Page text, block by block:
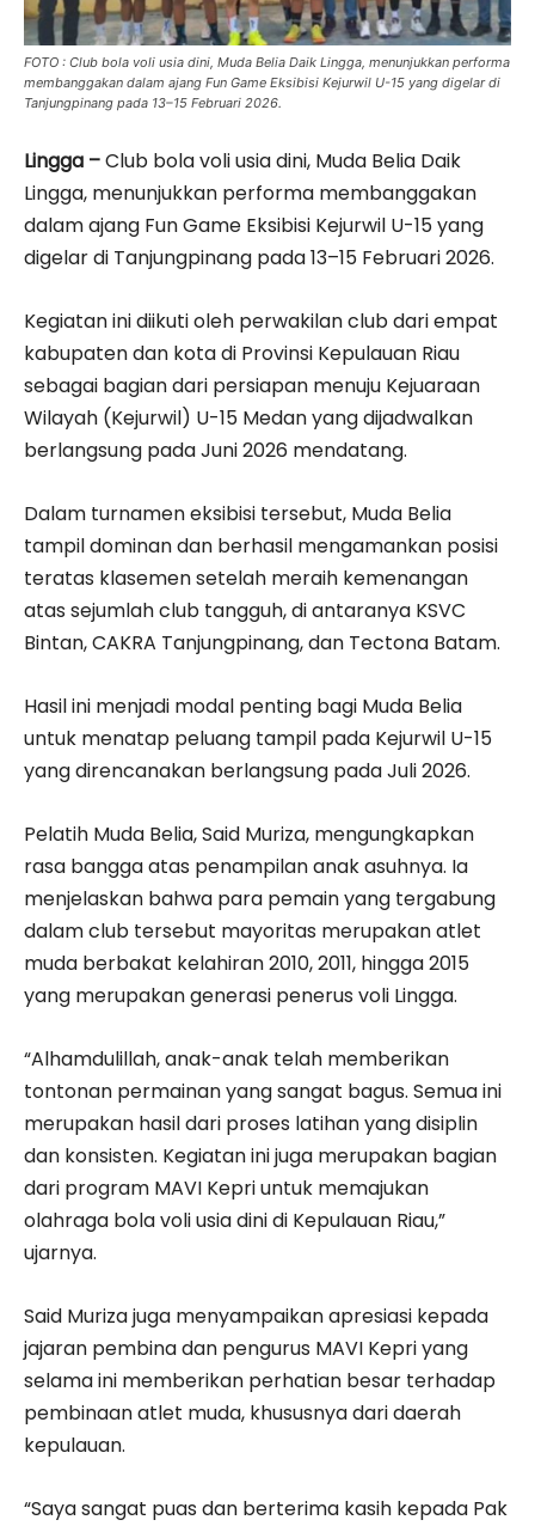
FOTO : Club bola voli usia dini, Muda Belia Daik Lingga, menunjukkan performa
membanggakan dalam ajang Fun Game Eksibisi Kejurwil U-15 yang digelar di
Tanjungpinang pada 13–15 Februari 2026.
Lingga –Club bola voli usia dini, Muda Belia Daik
Lingga, menunjukkan performa membanggakan
dalam ajang Fun Game Eksibisi Kejurwil U-15 yang
digelar di Tanjungpinang pada 13–15 Februari 2026.
Kegiatan ini diikuti oleh perwakilan club dari empat
kabupaten dan kota di Provinsi Kepulauan Riau
sebagai bagian dari persiapan menuju Kejuaraan
Wilayah (Kejurwil) U-15 Medan yang dijadwalkan
berlangsung pada Juni 2026 mendatang.
Dalam turnamen eksibisi tersebut, Muda Belia
tampil dominan dan berhasil mengamankan posisi
teratas klasemen setelah meraih kemenangan
atas sejumlah club tangguh, di antaranya KSVC
Bintan, CAKRA Tanjungpinang, dan Tectona Batam.
Hasil ini menjadi modal penting bagi Muda Belia
untuk menatap peluang tampil pada Kejurwil U-15
yang direncanakan berlangsung pada Juli 2026.
Pelatih Muda Belia, Said Muriza, mengungkapkan
rasa bangga atas penampilan anak asuhnya. Ia
menjelaskan bahwa para pemain yang tergabung
dalam club tersebut mayoritas merupakan atlet
muda berbakat kelahiran 2010, 2011, hingga 2015
yang merupakan generasi penerus voli Lingga.
“Alhamdulillah, anak-anak telah memberikan
tontonan permainan yang sangat bagus. Semua ini
merupakan hasil dari proses latihan yang disiplin
dan konsisten. Kegiatan ini juga merupakan bagian
dari program MAVI Kepri untuk memajukan
olahraga bola voli usia dini di Kepulauan Riau,”
ujarnya.
Said Muriza juga menyampaikan apresiasi kepada
jajaran pembina dan pengurus MAVI Kepri yang
selama ini memberikan perhatian besar terhadap
pembinaan atlet muda, khususnya dari daerah
kepulauan.
“Saya sangat puas dan berterima kasih kepada Pak